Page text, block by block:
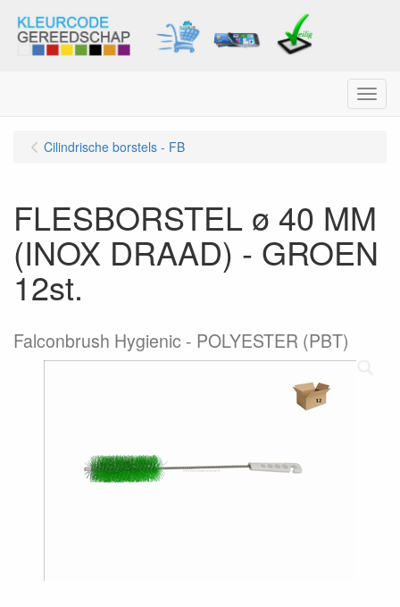
Menu
Cilindrische borstels - FB
FLESBORSTEL ø 40 MM
(INOX DRAAD) - GROEN
12st.
Falconbrush Hygienic - POLYESTER (PBT)